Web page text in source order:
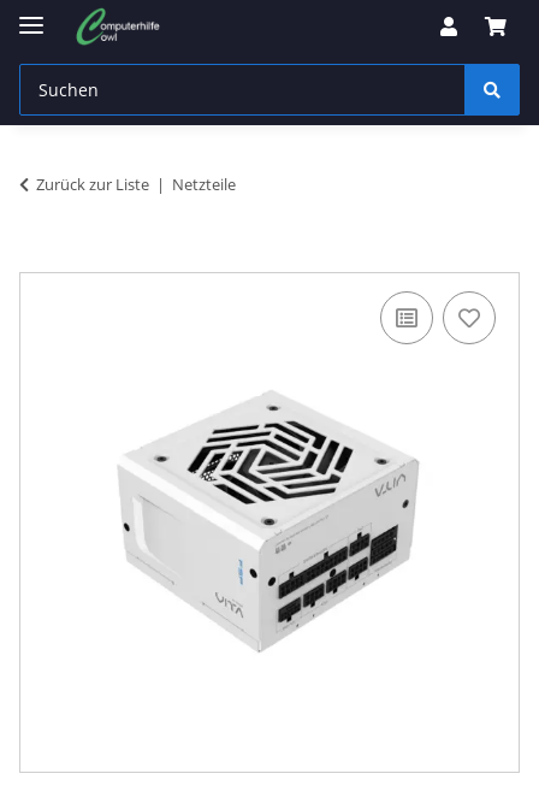
Zurück zur Liste Netzteile